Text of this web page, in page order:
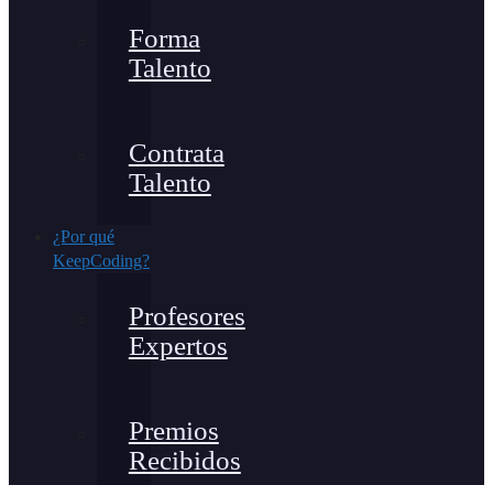
Forma
Talento
Contrata
Talento
¿Por qué
KeepCoding?
Profesores
Expertos
Premios
Recibidos